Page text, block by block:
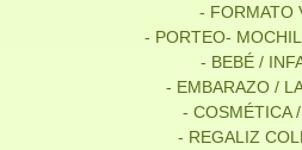
- FORMATO
- PORTEO-
- BEBÉ /
- EMBARAZO /
- COSMÉTICA
- REGALIZ